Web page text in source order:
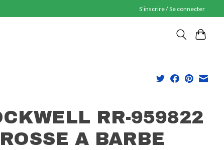
S’inscrire / Se connecter
RR-959822
A BARBE